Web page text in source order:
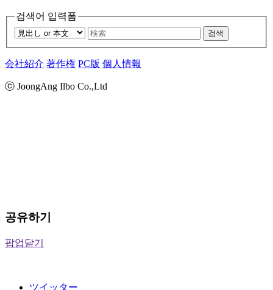
검색어 입력폼
검색
会社紹介 著作権 PC版 個人情報
ⓒ JoongAng Ilbo Co.,Ltd
공유하기
팝업닫기
ツイッター